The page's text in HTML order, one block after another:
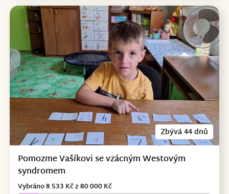
Zbývá 44 dnů
Pomozme Vašíkovi se vzácným Westovým
syndromem
Vybráno 8 533 Kč z 80 000 Kč